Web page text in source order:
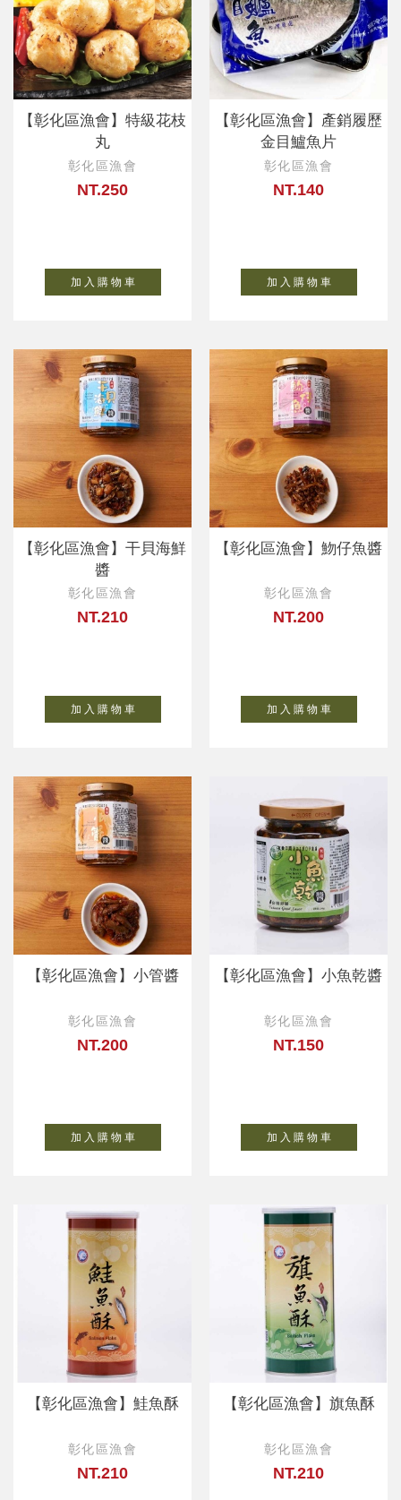
【彰化區漁會】特級花枝
丸
彰化區漁會
NT.250
加 入 購 物 車
【彰化區漁會】產銷履歷
金目鱸魚片
彰化區漁會
NT.140
加 入 購 物 車
【彰化區漁會】干貝海鮮
醬
彰化區漁會
NT.210
加 入 購 物 車
【彰化區漁會】魩仔魚醬
彰化區漁會
NT.200
加 入 購 物 車
【彰化區漁會】小管醬
彰化區漁會
NT.200
加 入 購 物 車
【彰化區漁會】小魚乾醬
彰化區漁會
NT.150
加 入 購 物 車
【彰化區漁會】鮭魚酥
彰化區漁會
NT.210
【彰化區漁會】旗魚酥
彰化區漁會
NT.210